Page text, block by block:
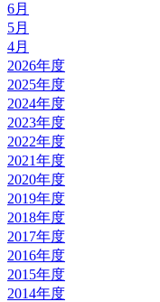
6月
5月
4月
2026年度
2025年度
2024年度
2023年度
2022年度
2021年度
2020年度
2019年度
2018年度
2017年度
2016年度
2015年度
2014年度